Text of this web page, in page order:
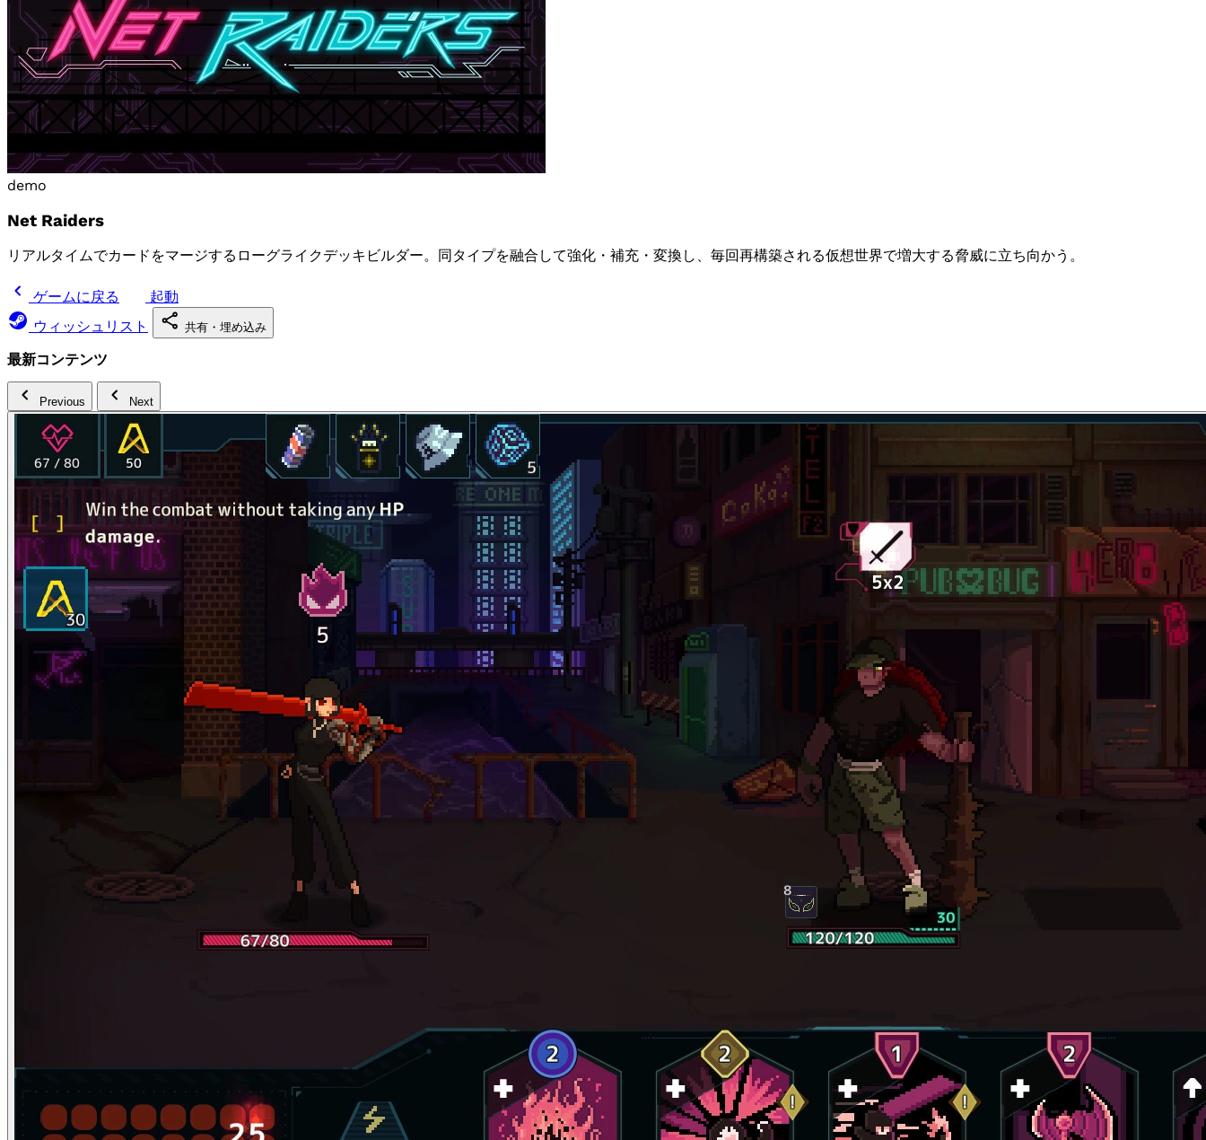
demo
Net Raiders
リアルタイムでカードをマージするローグライクデッキビルダー。同タイプを融合して強化・補充・変換し、毎回再構築される仮想世界で増大する脅威に立ち向かう。
ゲームに戻る
起動
ウィッシュリスト
共有・埋め込み
最新コンテンツ
Previous Next